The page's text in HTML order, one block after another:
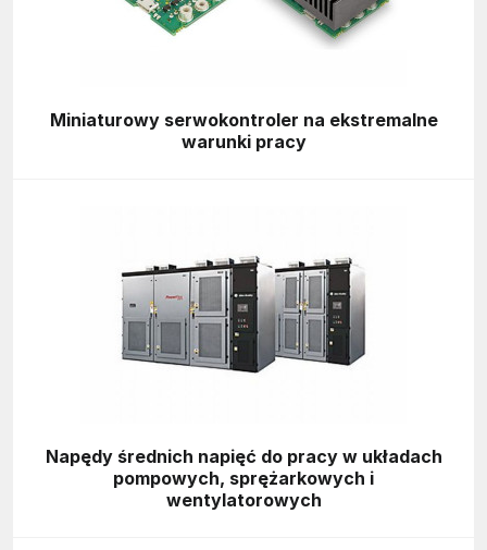
Miniaturowy serwokontroler na ekstremalne
warunki pracy
Napędy średnich napięć do pracy w układach
pompowych, sprężarkowych i
wentylatorowych